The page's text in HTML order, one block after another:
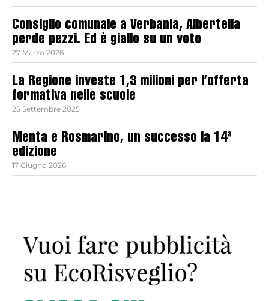
Consiglio comunale a Verbania, Albertella
perde pezzi. Ed è giallo su un voto
27 Marzo 2026
La Regione investe 1,3 milioni per l’offerta
formativa nelle scuole
25 Settembre 2025
Menta e Rosmarino, un successo la 14ª
edizione
17 Giugno 2026